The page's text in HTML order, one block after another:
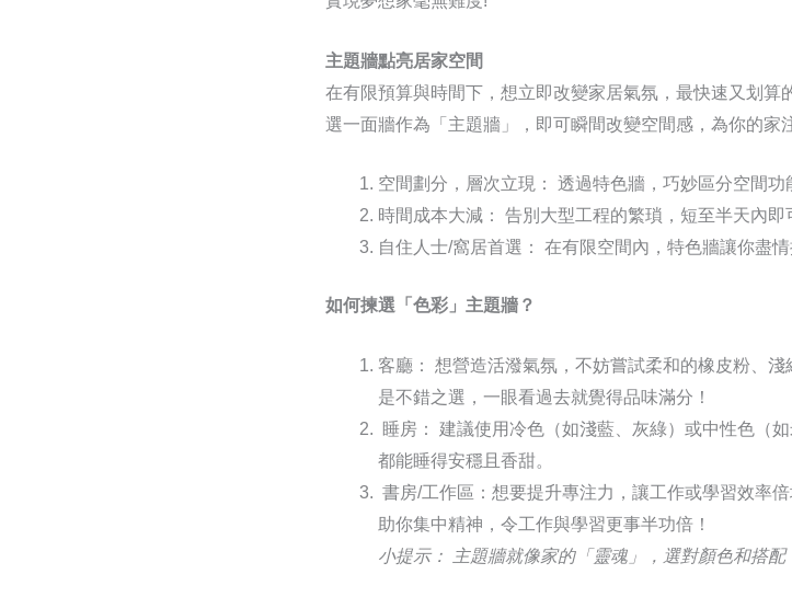
主題牆點亮居家空間
在有限預算與時間下，想立即改變家居氣氛，最快速又划
選一面牆作為「主題牆」，即可瞬間改變空間感，為你的家
空間劃分，層次立現： 透過特色牆，巧妙區分空間
時間成本大減： 告別大型工程的繁瑣，短至半天內即
自住人士/窩居首選： 在有限空間內，特色牆讓你盡
如何揀選「色彩」主題牆？
客廳： 想營造活潑氣氛，不妨嘗試柔和的橡皮粉、
是不錯之選，一眼看過去就覺得品味滿分！
睡房： 建議使用冷色（如淺藍、灰綠）或中性色（
都能睡得安穩且香甜。
書房/工作區：想要提升專注力，讓工作或學習效率
助你集中精神，令工作與學習更事半功倍！
小提示： 主題牆就像家的「靈魂」，選對顏色和搭配